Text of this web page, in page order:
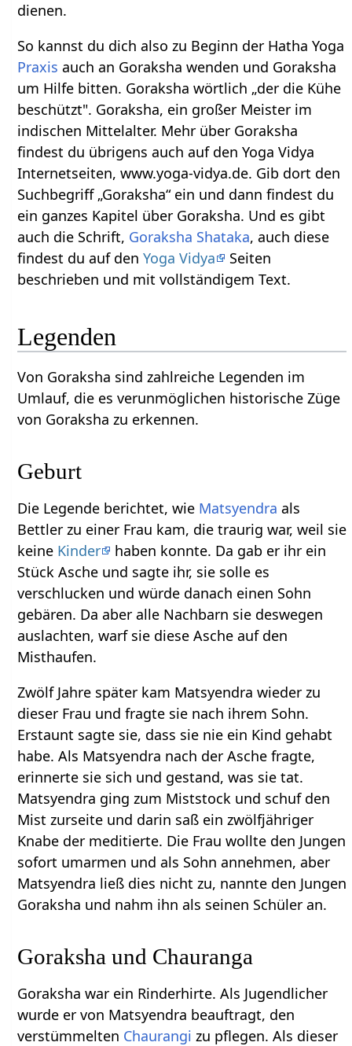
dienen.
So kannst du dich also zu Beginn der Hatha Yoga
Praxis auch an Goraksha wenden und Goraksha
um Hilfe bitten. Goraksha wörtlich „der die Kühe
beschützt". Goraksha, ein großer Meister im
indischen Mittelalter. Mehr über Goraksha
findest du übrigens auch auf den Yoga Vidya
Internetseiten, www.yoga-vidya.de. Gib dort den
Suchbegriff „Goraksha“ ein und dann findest du
ein ganzes Kapitel über Goraksha. Und es gibt
auch die Schrift, Goraksha Shataka, auch diese
findest du auf denYoga Vidya
Seiten
beschrieben und mit vollständigem Text.
Legenden
Von Goraksha sind zahlreiche Legenden im
Umlauf, die es verunmöglichen historische Züge
von Goraksha zu erkennen.
Geburt
Die Legende berichtet, wie Matsyendra als
Bettler zu einer Frau kam, die traurig war, weil sie
keine Kinder
haben konnte. Da gab er ihr ein
Stück Asche und sagte ihr, sie solle es
verschlucken und würde danach einen Sohn
gebären. Da aber alle Nachbarn sie deswegen
auslachten, warf sie diese Asche auf den
Misthaufen.
Zwölf Jahre später kam Matsyendra wieder zu
dieser Frau und fragte sie nach ihrem Sohn.
Erstaunt sagte sie, dass sie nie ein Kind gehabt
habe. Als Matsyendra nach der Asche fragte,
erinnerte sie sich und gestand, was sie tat.
Matsyendra ging zum Miststock und schuf den
Mist zurseite und darin saß ein zwölfjähriger
Knabe der meditierte. Die Frau wollte den Jungen
sofort umarmen und als Sohn annehmen, aber
Matsyendra ließ dies nicht zu, nannte den Jungen
Goraksha und nahm ihn als seinen Schüler an.
Goraksha und Chauranga
Goraksha war ein Rinderhirte. Als Jugendlicher
wurde er von Matsyendra beauftragt, den
verstümmelten Chaurangi zu pflegen. Als dieser